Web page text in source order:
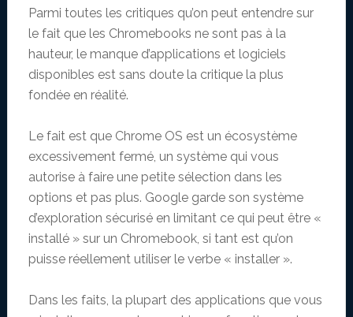
Parmi toutes les critiques qu’on peut entendre sur
le fait que les Chromebooks ne sont pas à la
hauteur, le manque d’applications et logiciels
disponibles est sans doute la critique la plus
fondée en réalité.
Le fait est que Chrome OS est un écosystème
excessivement fermé, un système qui vous
autorise à faire une petite sélection dans les
options et pas plus. Google garde son système
d’exploration sécurisé en limitant ce qui peut être «
installé » sur un Chromebook, si tant est qu’on
puisse réellement utiliser le verbe « installer ».
Dans les faits, la plupart des applications que vous